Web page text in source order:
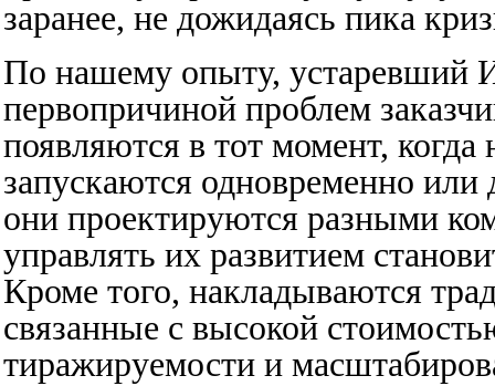
заранее, не дожидаясь пика
По нашему опыту, устаревший
первопричиной проблем
появляются в тот момент, когда
запускаются одновременно или
они проектируются разными
управлять их развитием
Кроме того, накладываются
связанные с высокой
тиражируемости и